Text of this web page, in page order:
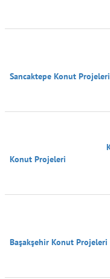
Sancaktepe Konut Projeleri
Konut Projeleri
Başakşehir Konut Projeleri